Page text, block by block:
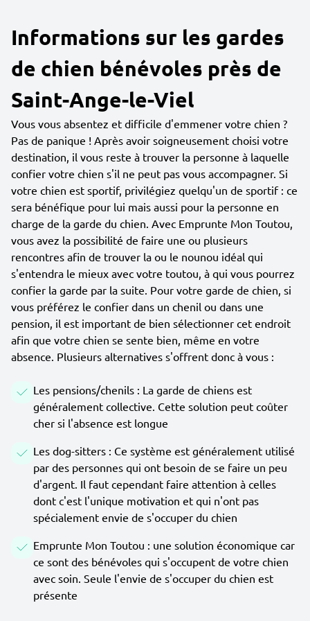
Informations sur les gardes
de chien bénévoles près de
Saint-Ange-le-Viel
Vous vous absentez et difficile d'emmener votre chien ?
Pas de panique ! Après avoir soigneusement choisi votre
destination, il vous reste à trouver la personne à laquelle
confier votre chien s'il ne peut pas vous accompagner. Si
votre chien est sportif, privilégiez quelqu'un de sportif : ce
sera bénéfique pour lui mais aussi pour la personne en
charge de la garde du chien. Avec Emprunte Mon Toutou,
vous avez la possibilité de faire une ou plusieurs
rencontres afin de trouver la ou le nounou idéal qui
s'entendra le mieux avec votre toutou, à qui vous pourrez
confier la garde par la suite. Pour votre garde de chien, si
vous préférez le confier dans un chenil ou dans une
pension, il est important de bien sélectionner cet endroit
afin que votre chien se sente bien, même en votre
absence. Plusieurs alternatives s'offrent donc à vous :
Les pensions/chenils : La garde de chiens est
généralement collective. Cette solution peut coûter
cher si l'absence est longue
Les dog-sitters : Ce système est généralement utilisé
par des personnes qui ont besoin de se faire un peu
d'argent. Il faut cependant faire attention à celles
dont c'est l'unique motivation et qui n'ont pas
spécialement envie de s'occuper du chien
Emprunte Mon Toutou : une solution économique car
ce sont des bénévoles qui s'occupent de votre chien
avec soin. Seule l'envie de s'occuper du chien est
présente